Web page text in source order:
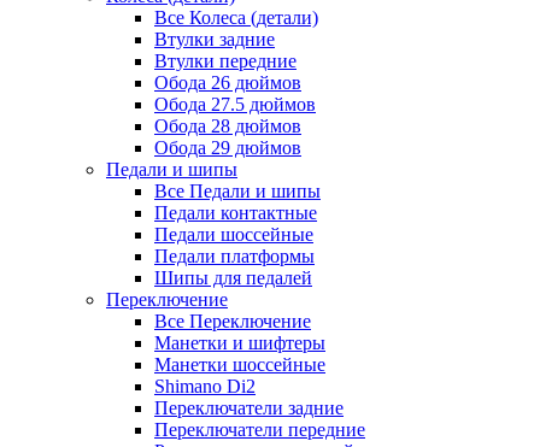
Все Колеса (детали)
Втулки задние
Втулки передние
Обода 26 дюймов
Обода 27.5 дюймов
Обода 28 дюймов
Обода 29 дюймов
Педали и шипы
Все Педали и шипы
Педали контактные
Педали шоссейные
Педали платформы
Шипы для педалей
Переключение
Все Переключение
Манетки и шифтеры
Манетки шоссейные
Shimano Di2
Переключатели задние
Переключатели передние